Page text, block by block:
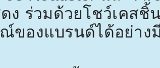
ร่วมด้วยโชว์เคสชิ้
ของแบรนด์ได้อย่าง